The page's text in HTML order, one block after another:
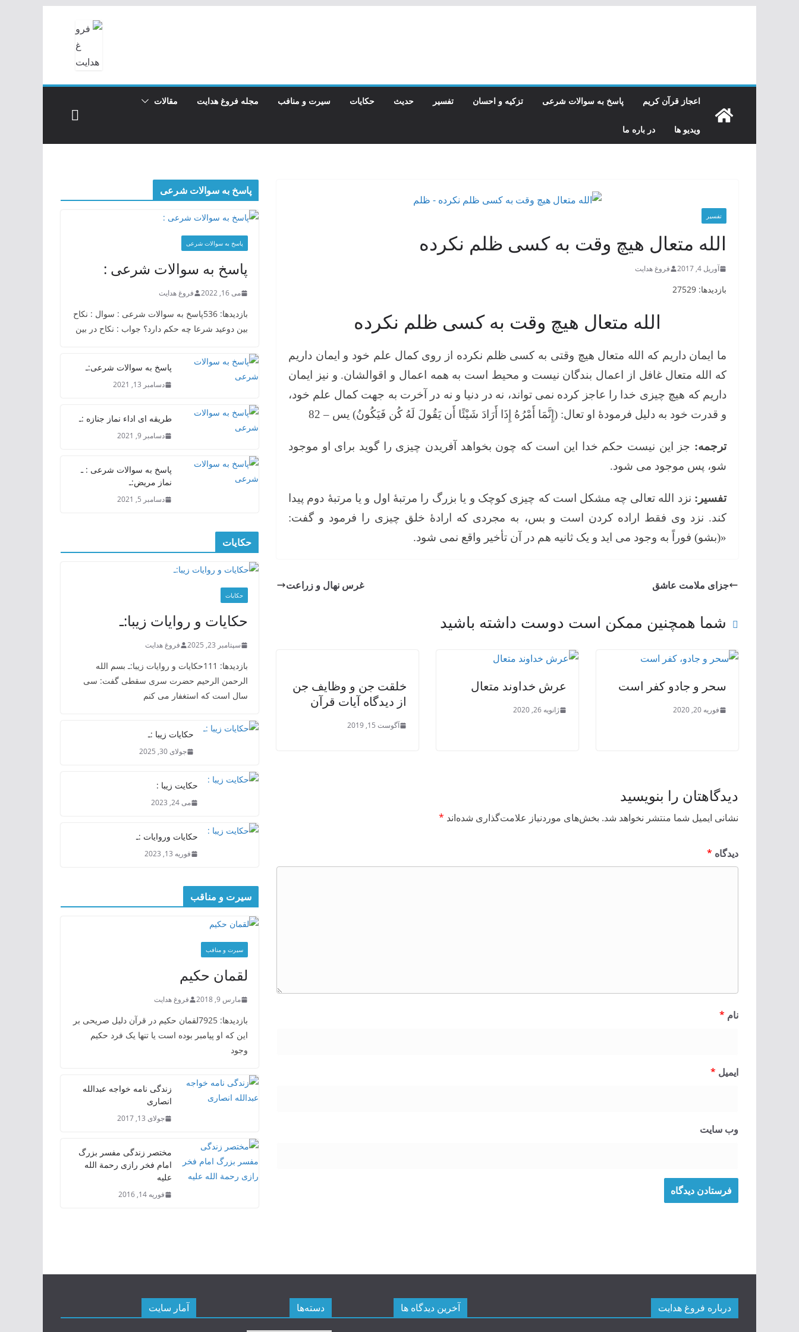
اعجاز قرآن کریم پاسخ به سوالات شرعی تزکیه و احسان تفسیر حدیث حکایات سیرت و منافب مجله فروغ هدایت مقالات
ویدیو ها در باره ما
تفسیر
الله متعال هیچ وقت به کسی ظلم نکرده
آوریل 4, 2017 فروغ هدایت
بازدیدها: 27529
الله متعال هیچ وقت به کسی ظلم نکرده
ما ایمان داریم که الله متعال هیچ وقتی به کسی ظلم نکرده از روی کمال علم خود و ایمان داریم
که الله متعال غافل از اعمال بندگان نیست و محیط است به همه اعمال و اقوالشان. و نیز ایمان
داریم که هیچ چیزی خدا را عاجز کرده نمی تواند، نه در دنیا و نه در آخرت به جهت کمال علم خود،
و قدرت خود به دلیل فرمودۀ او تعال: (إِنَّمَا أَمْرُهُ إِذَا أَرَادَ شَيْئًا أَن يَقُولَ لَهُ كُن فَيَكُونُ) یس – 82
ترجمه: جز این نیست حکم خدا این است که چون بخواهد آفریدن چیزی را گوید برای او موجود
شو، پس موجود می شود.
تفسیر: نزد الله تعالی چه مشکل است که چیزی کوچک و یا بزرگ را مرتبۀ اول و یا مرتبۀ دوم پیدا
کند. نزد وی فقط اراده کردن است و بس، به مجردی که ارادۀ خلق چیزی را فرمود و گفت:
«(بشو) فوراً به وجود می اید و یک ثانیه هم در آن تأخیر واقع نمی شود.
جزای ملامت عاشق غرس نهال و زراعت
شما همچنین ممکن است دوست داشته باشید
سحر و جادو کفر است
فوریه 20, 2020
عرش خداوند متعال
ژانویه 26, 2020
خلقت جن و وظایف جن
از دیدگاه آیات قرآن
آگوست 15, 2019
دیدگاهتان را بنویسید
نشانی ایمیل شما منتشر نخواهد شد. بخش‌های موردنیاز علامت‌گذاری شده‌اند *
دیدگاه *
نام *
ایمیل *
وب‌ سایت
پاسخ به سوالات شرعی
پاسخ به سوالات شرعی
پاسخ به سوالات شرعی :
می 16, 2022 فروغ هدایت
بازدیدها: 536پاسخ به سوالات شرعی : سوال : نکاح
بین دوعید شرعا چه حکم دارد؟ جواب : نکاح در بین
پاسخ به سوالات شرعی:ـ
دسامبر 13, 2021
طریقه ای اداء نماز جنازه :ـ
دسامبر 9, 2021
پاسخ به سوالات شرعی : ـ
نماز مریض:ـ
دسامبر 5, 2021
حکایات
حکایات
حکایات و روایات زیبا:ـ
سپتامبر 23, 2025 فروغ هدایت
بازدیدها: 111حکایات و روایات زیبا:ـ بسم الله
الرحمن الرحیم حضرت سری سقطی گفت: سی
سال است که استغفار می کنم
حکایات زیبا :ـ
جولای 30, 2025
حکایت زیبا :
می 24, 2023
حکایات وروایات :ـ
فوریه 13, 2023
سیرت و مناقب
سیرت و منافب
لقمان حکیم
مارس 9, 2018 فروغ هدایت
بازدیدها: 7925لقمان حکیم در قرآن دلیل صریحی بر
این که او پیامبر بوده است یا تنها یک فرد حکیم
وجود
زندگی نامه خواجه عبدالله
انصاری
جولای 13, 2017
مختصر زندگی مفسر بزرگ
امام فخر رازی رحمة الله
علیه
فوریه 14, 2016
درباره فروغ هدایت آخرین دیدگاه ها دسته‌ها آمار سایت